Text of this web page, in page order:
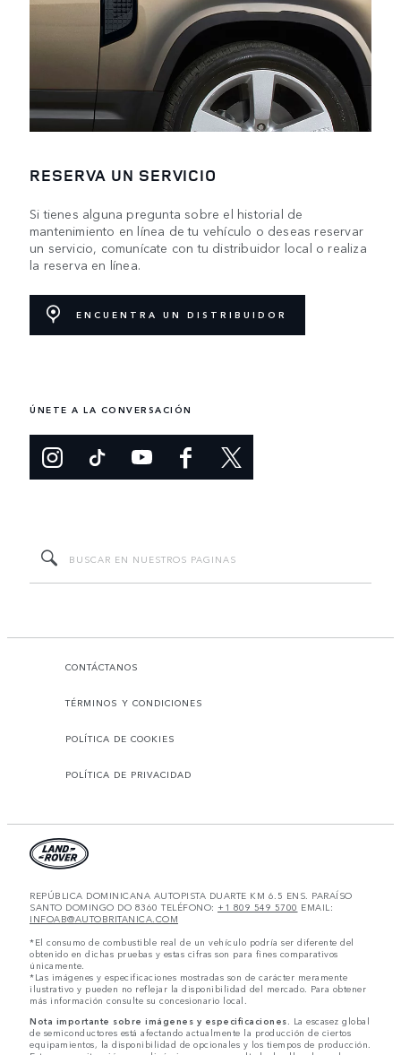
RESERVA UN SERVICIO
Si tienes alguna pregunta sobre el historial de
mantenimiento en línea de tu vehículo o deseas reservar
un servicio, comunícate con tu distribuidor local o realiza
la reserva en línea.
ENCUENTRA UN DISTRIBUIDOR
ÚNETE A LA CONVERSACIÓN
CONTÁCTANOS
TÉRMINOS Y CONDICIONES
POLÍTICA DE COOKIES
POLÍTICA DE PRIVACIDAD
REPÚBLICA DOMINICANA AUTOPISTA DUARTE KM 6.5 ENS. PARAÍSO
SANTO DOMINGO DO 8360 TELÉFONO: +1 809 549 5700 EMAIL:
INFOAB@AUTOBRITANICA.COM
*El consumo de combustible real de un vehículo podría ser diferente del
obtenido en dichas pruebas y estas cifras son para fines comparativos
únicamente.
*Las imágenes y especificaciones mostradas son de carácter meramente
ilustrativo y pueden no reflejar la disponibilidad del mercado. Para obtener
más información consulte su concesionario local.
Nota importante sobre imágenes y especificaciones. La escasez global
de semiconductores está afectando actualmente la producción de ciertos
equipamientos, la disponibilidad de opcionales y los tiempos de producción.